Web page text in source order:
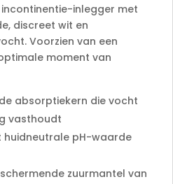
inlegger met
discreet wit en
Voorzien van een
moment van
absorptiekern die vocht
vasthoudt
huidneutrale pH-waarde
zuurmantel van